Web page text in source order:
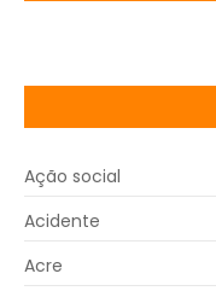
Ação social
Acidente
Acre